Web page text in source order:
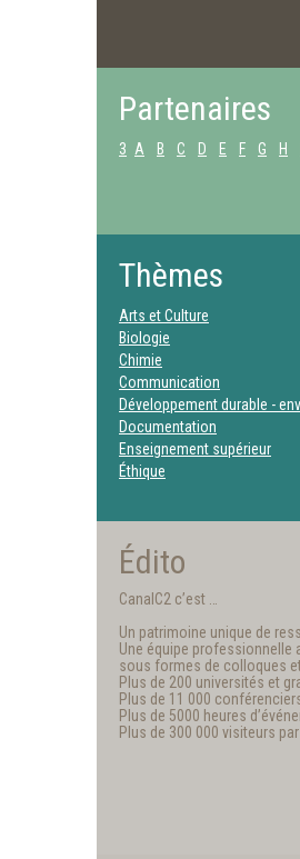
Partenaires
3 A B C D E F G H
Thèmes
Arts et Culture
Biologie
Chimie
Communication
Développement durable -
Documentation
Enseignement supérieur
Éthique
Édito
CanalC2 c’est …
Un patrimoine unique de
Une équipe professionnelle
sous formes de colloques
Plus de 200 universités et
Plus de 11 000
Plus de 5000 heures
Plus de 300 000 visiteurs